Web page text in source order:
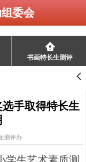
委会
书画特长生测评
󰊒
手取得特长生
测评办